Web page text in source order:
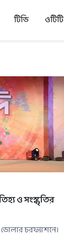
টিভি ওটিটি
ও সংস্কৃতির
ভোলার চরফ্যাশনে।